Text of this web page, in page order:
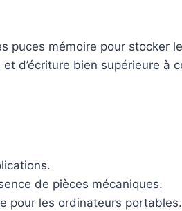
puces mémoire pour stocker
d’écriture bien supérieure à
de pièces mécaniques.
pour les ordinateurs portables.